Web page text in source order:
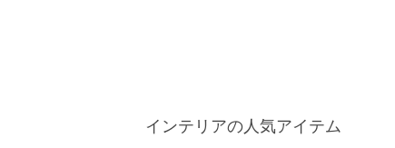
インテリアの人気アイテム